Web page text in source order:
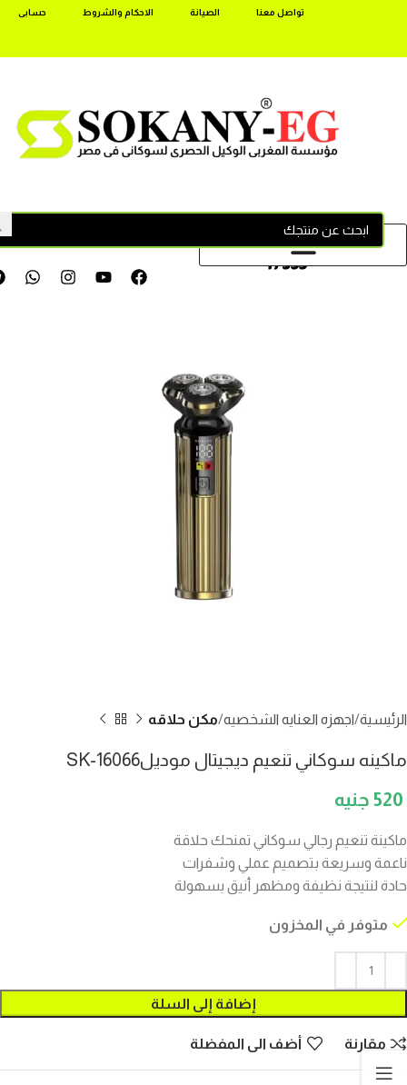
تواصل معنا الصيانة الاحكام والشروط حسابى
17355
الرئيسية اجهزه العنايه الشخصيه مكن حلاقه
ماكينه سوكاني تنعيم ديجيتال موديلSK-16066
520
ماكينة تنعيم رجالي سوكاني تمنحك حلاقة
ناعمة وسريعة بتصميم عملي وشفرات
حادة لنتيجة نظيفة ومظهر أنيق بسهولة
متوفر في المخزون
إضافة إلى السلة
مقارنة أضف الى المفضلة